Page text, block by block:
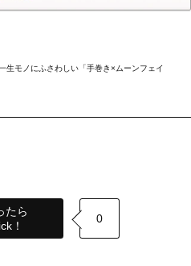
生モノにふさわしい「手巻き×ムーンフェイ
たら
！
0